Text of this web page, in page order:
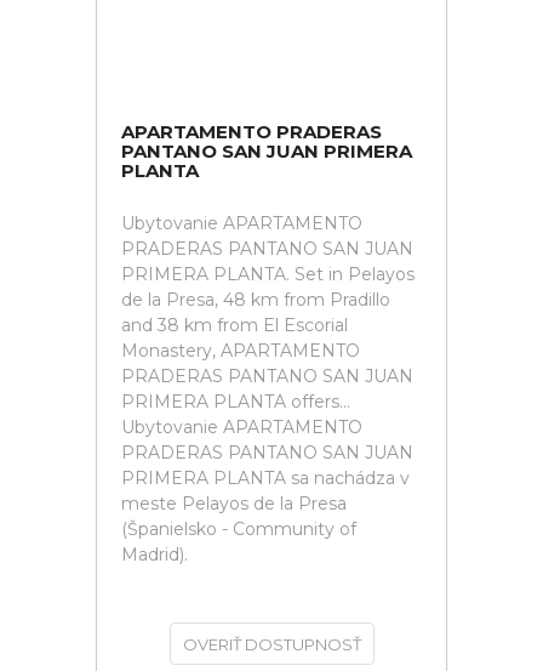
APARTAMENTO PRADERAS
PANTANO SAN JUAN PRIMERA
PLANTA
Ubytovanie APARTAMENTO
PRADERAS PANTANO SAN JUAN
PRIMERA PLANTA. Set in Pelayos
de la Presa, 48 km from Pradillo
and 38 km from El Escorial
Monastery, APARTAMENTO
PRADERAS PANTANO SAN JUAN
PRIMERA PLANTA offers...
Ubytovanie APARTAMENTO
PRADERAS PANTANO SAN JUAN
PRIMERA PLANTA sa nachádza v
meste Pelayos de la Presa
(Španielsko - Community of
Madrid).
OVERIŤ DOSTUPNOSŤ